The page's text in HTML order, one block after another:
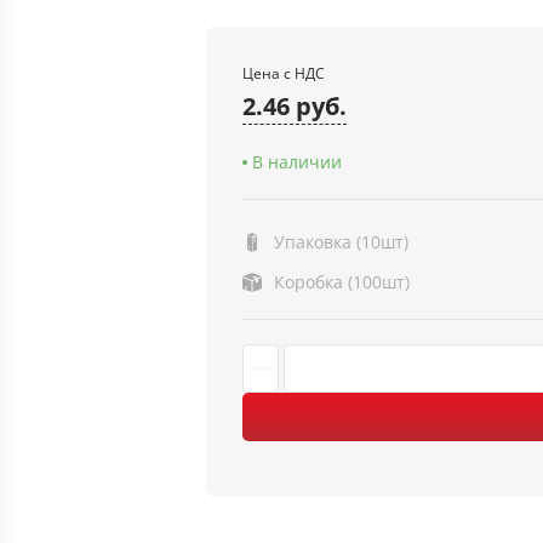
Цена с НДС
2.46 руб.
В наличии
Упаковка (10шт)
Коробка (100шт)